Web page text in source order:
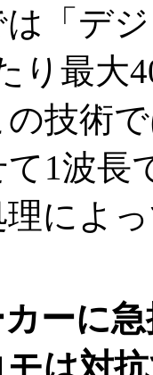
「デ
り最大
技術
1波長
によ
カーに
モは対